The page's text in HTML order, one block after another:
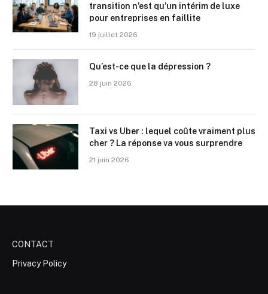
transition n’est qu’un intérim de luxe
pour entreprises en faillite
19 juillet 2026
Qu’est-ce que la dépression ?
28 juin 2026
Taxi vs Uber : lequel coûte vraiment plus
cher ? La réponse va vous surprendre
21 juin 2026
CONTACT
Privacy Policy